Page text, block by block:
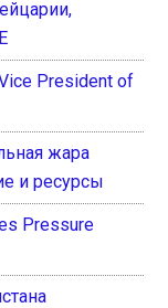
President of
жара
и ресурсы
Pressure